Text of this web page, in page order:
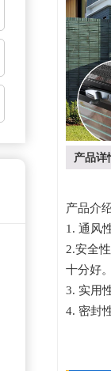
产品详
产品介
1. 通风
2.安全
十分好
3. 实用
4. 密封